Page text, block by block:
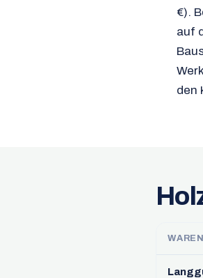
€).
auf
den